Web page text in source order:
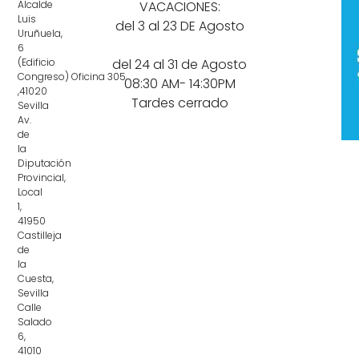
Alcalde
Luis
Uruñuela,
6
(Edificio
Congreso) Oficina 305
,41020
Sevilla
Av.
de
la
Diputación
Provincial,
Local
1,
41950
Castilleja
de
la
Cuesta,
Sevilla
Calle
Salado
6,
41010
VACACIONES:
del 3 al 23 DE Agosto
del 24 al 31 de Agosto
08:30 AM- 14:30PM
Tardes cerrado